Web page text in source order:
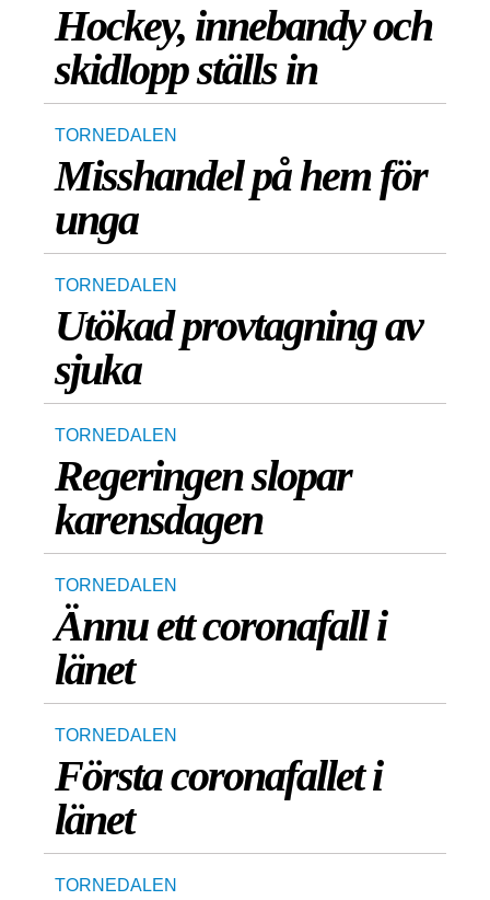
Hockey, innebandy och
skidlopp ställs in
TORNEDALEN
Misshandel på hem för
unga
TORNEDALEN
Utökad provtagning av
sjuka
TORNEDALEN
Regeringen slopar
karensdagen
TORNEDALEN
Ännu ett coronafall i
länet
TORNEDALEN
Första coronafallet i
länet
TORNEDALEN